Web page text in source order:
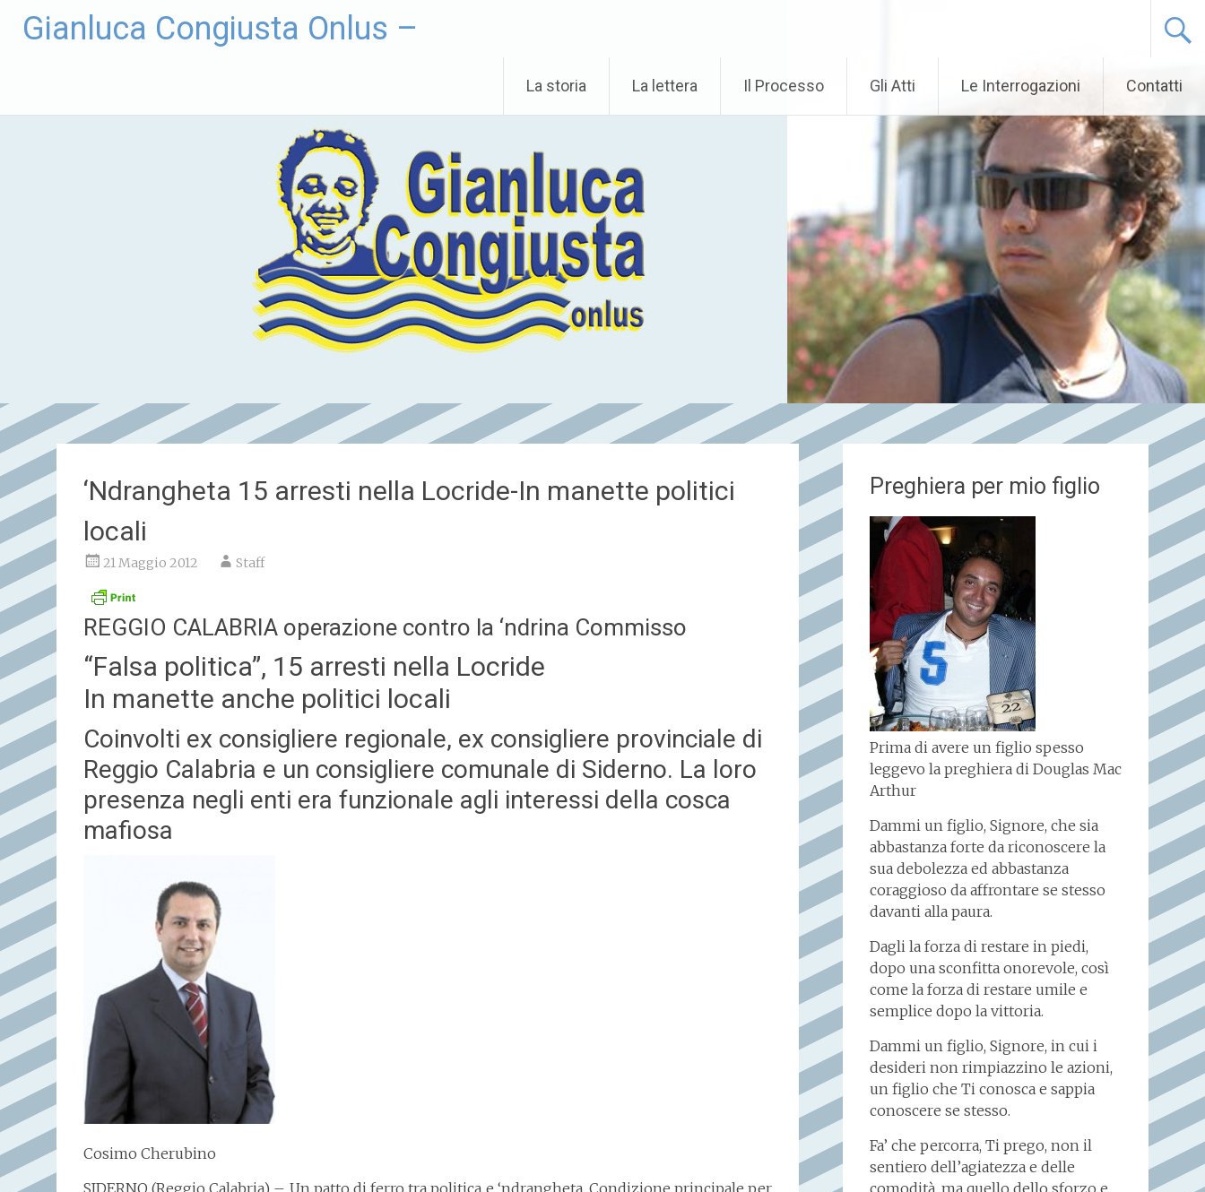
Gianluca Congiusta Onlus –
La storia La lettera Il Processo Gli Atti Le Interrogazioni Contatti
‘Ndrangheta 15 arresti nella Locride-In manette politici
locali
21 Maggio 2012 Staff
REGGIO CALABRIA operazione contro la ‘ndrina Commisso
“Falsa politica”, 15 arresti nella Locride
In manette anche politici locali
Coinvolti ex consigliere regionale, ex consigliere provinciale di
Reggio Calabria e un consigliere comunale di Siderno. La loro
presenza negli enti era funzionale agli interessi della cosca
mafiosa
Cosimo Cherubino
SIDERNO (Reggio Calabria) – Un patto di ferro tra politica e ‘ndrangheta. Condizione principale per
Preghiera per mio figlio
Prima di avere un figlio spesso
leggevo la preghiera di Douglas Mac
Arthur
Dammi un figlio, Signore, che sia
abbastanza forte da riconoscere la
sua debolezza ed abbastanza
coraggioso da affrontare se stesso
davanti alla paura.
Dagli la forza di restare in piedi,
dopo una sconfitta onorevole, così
come la forza di restare umile e
semplice dopo la vittoria.
Dammi un figlio, Signore, in cui i
desideri non rimpiazzino le azioni,
un figlio che Ti conosca e sappia
conoscere se stesso.
Fa’ che percorra, Ti prego, non il
sentiero dell’agiatezza e delle
comodità, ma quello dello sforzo e